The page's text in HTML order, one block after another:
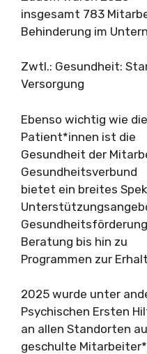
insgesamt 783
Behinderung im
Zwtl.: Gesundheit:
Versorgung
Ebenso wichtig wie
Patient*innen ist die
Gesundheit der
Gesundheitsverbund
bietet ein breites
Beratung bis hin zu
Programmen zur
2025 wurde unter
Psychischen Ersten
an allen Standorten
geschulte